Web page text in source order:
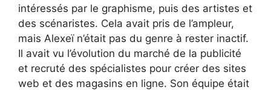
intéressés par le graphisme, puis des artistes et
des scénaristes. Cela avait pris de l’ampleur,
mais Alexeï n’était pas du genre à rester inactif.
Il avait vu l’évolution du marché de la publicité
et recruté des spécialistes pour créer des sites
web et des magasins en ligne. Son équipe était